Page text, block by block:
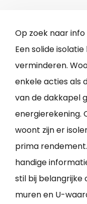
Op zoek naar
Een solide
verminderen.
enkele acties als
van de dakkapel
energierekening.
woont zijn er
prima
handige
stil bij belangrijke
muren en U-